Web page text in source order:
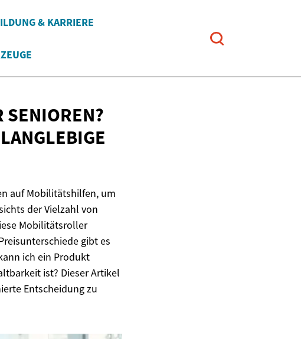
& KARRIERE
SENIOREN?
auf Mobilitätshilfen, um
der Vielzahl von
Mobilitätsroller
gibt es
ich ein Produkt
ist? Dieser Artikel
Entscheidung zu